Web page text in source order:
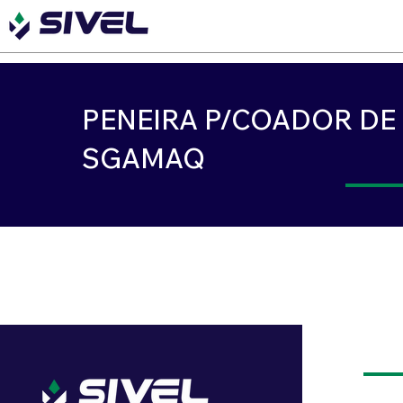
PENEIRA P/COADOR DE
SGAMAQ